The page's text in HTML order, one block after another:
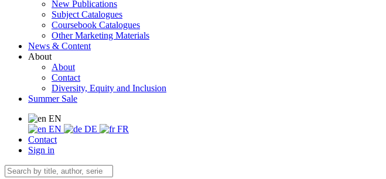
New Publications
Subject Catalogues
Coursebook Catalogues
Other Marketing Materials
News & Content
About
About
Contact
Diversity, Equity and Inclusion
Summer Sale
EN
EN
DE
FR
Contact
Sign in